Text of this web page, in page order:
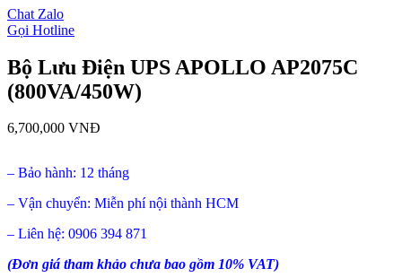
Bộ Lưu Điện UPS APOLLO AP2075C
(800VA/450W)
6,700,000 VNĐ
– Bảo hành: 12 tháng
– Vận chuyển: Miễn phí nội thành HCM
– Liên hệ: 0906 394 871
(Đơn giá tham khảo chưa bao gồm 10% VAT)
Chat Zalo
Gọi Hotline